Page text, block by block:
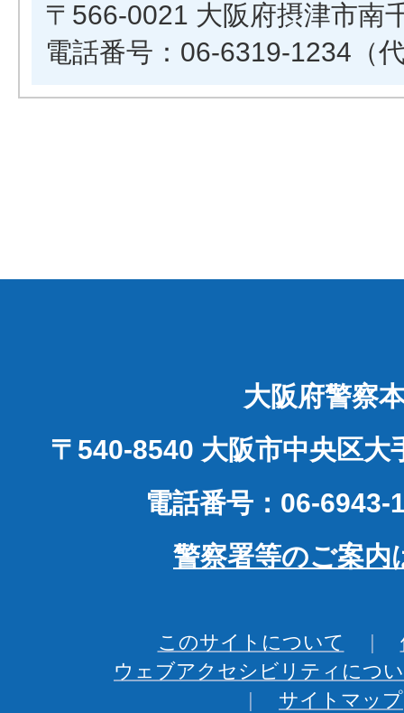
〒566-0021 大阪府摂津市南
電話番号：06-6319-1234（
大阪府警察
〒540-8540 大阪市中央区大
電話番号：06-6943-
警察署等のご案内
このサイトについて
ウェブアクセシビリティにつ
サイトマップ